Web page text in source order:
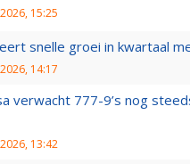
15:25
snelle groei in kwartaal
14:17
verwacht 777-9’s nog
13:42